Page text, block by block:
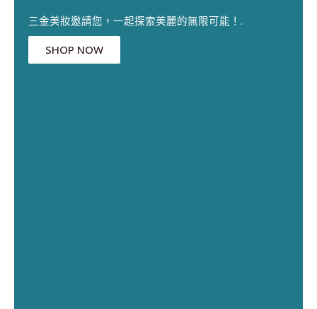
三金美妝邀請您，一起探索美麗的無限可能！.
SHOP NOW